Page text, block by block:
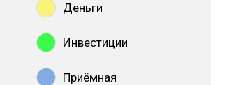
Деньги
Инвестиции
Приёмная